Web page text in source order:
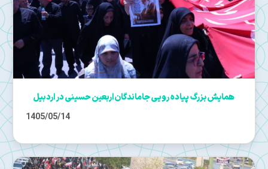
همایش بزرگ پیاده رویی جاماندگان اربعین حسینی در اردبیل
1405/05/14